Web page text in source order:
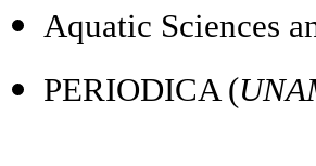
Aquatic Sciences
PERIODICA (